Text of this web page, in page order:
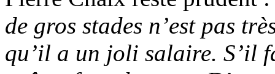
de gros stades n’est pas
qu’il a un joli salaire. S’il